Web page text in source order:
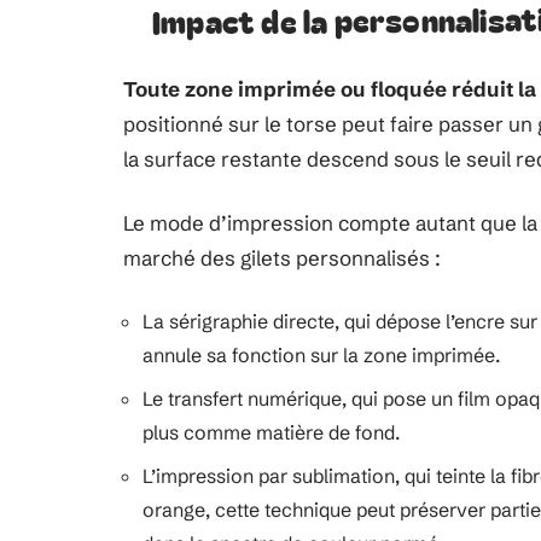
Impact de la
Toute zone imprimée ou floquée réduit
positionné sur le torse peut faire passer
la surface restante descend sous le seuil
Le mode d’impression compte autant que
marché des gilets personnalisés :
La sérigraphie directe, qui dépose l’encre
annule sa fonction sur la zone imprimée.
Le transfert numérique, qui pose un film
plus comme matière de fond.
L’impression par sublimation, qui teinte la
orange, cette technique peut préserver